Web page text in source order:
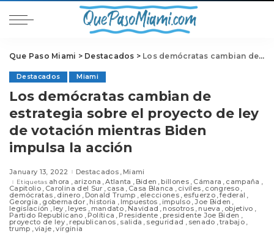
Que Paso Miami > Destacados > Los demócratas cambian de estrategia sobre el proyecto de ley de votación mientras Biden impulsa la acción
Destacados Miami
Los demócratas cambian de
estrategia sobre el proyecto de ley
de votación mientras Biden
impulsa la acción
January 13, 2022 Destacados Miami
Etiquetas ahora arizona Atlanta Biden billones Cámara campaña
Capitolio Carolina del Sur casa Casa Blanca civiles congreso
demócratas dinero Donald Trump elecciones esfuerzo federal
Georgia gobernador historia Impuestos impulso Joe Biden
legislación ley leyes mandato Navidad nosotros nueva objetivo
Partido Republicano Política Presidente presidente Joe Biden
proyecto de ley republicanos salida seguridad senado trabajo
trump viaje virginia